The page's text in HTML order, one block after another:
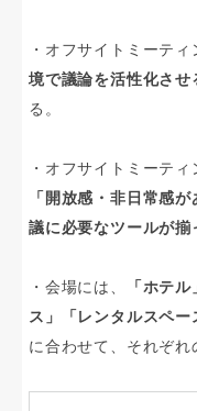
・オフサイトミーティ
境で議論を活性化させ
る。
・オフサイトミーテ
「開放感・非日常感
議に必要なツールが揃
・会場には、
「ホテ
ス」「レンタルスペー
に合わせて、それぞれ